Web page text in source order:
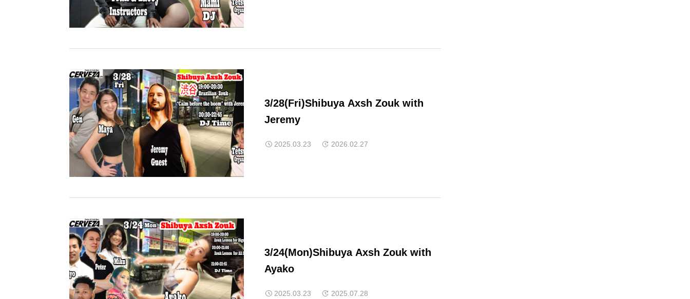
3/28(Fri)Shibuya Axsh Zouk with
Jeremy
2025.03.23 2026.02.27
3/24(Mon)Shibuya Axsh Zouk with
Ayako
2025.03.23 2025.07.28